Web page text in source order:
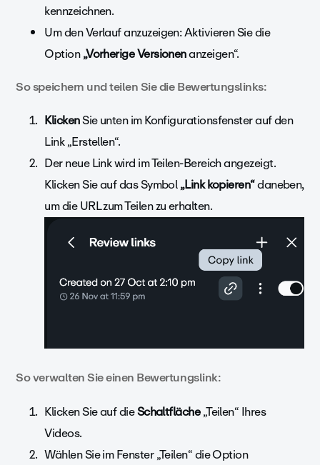
kennzeichnen.
Um den Verlauf anzuzeigen: Aktivieren Sie die
Option„VorherigeVersionenanzeigen“.
So speichern und teilen Sie die Bewertungslinks:
KlickenSie unten im Konfigurationsfenster auf den
Link „Erstellen“.
Der neue Link wird im Teilen-Bereich angezeigt.
Klicken Sie auf das Symbol„Link kopieren“daneben,
um die URL zum Teilen zu erhalten.
So verwalten Sie einen Bewertungslink:
Klicken Sie auf dieSchaltfläche„Teilen“ Ihres
Videos.
Wählen Sie im Fenster „Teilen“ die Option